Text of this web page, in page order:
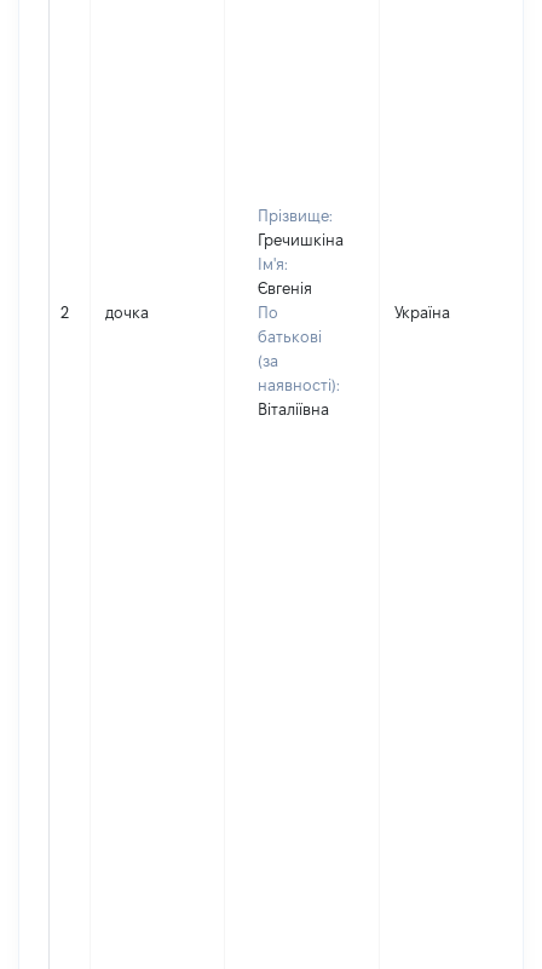
2 дочка
Прізвище:
Гречишкіна
Ім'я:
Євгенія
По
батькові
(за
наявності):
Віталіївна
Україна